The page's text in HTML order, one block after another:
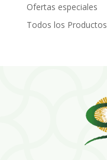
Ofertas especiales
Todos los Productos